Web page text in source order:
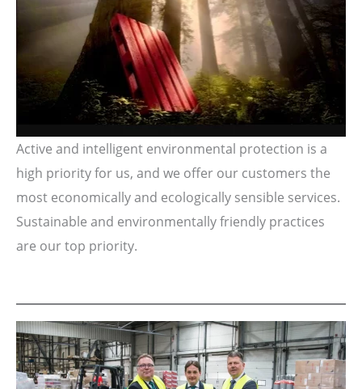
Active and intelligent environmental protection is a
high priority for us, and we offer our customers the
most economically and ecologically sensible services.
Sustainable and environmentally friendly practices
are our top priority.